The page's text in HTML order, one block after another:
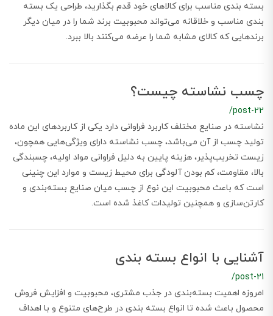
بسته بندی مناسب برای کالاهای خود قدم بگذارید، طراحی یک بسته
بندی مناسب و خلاقانه می‌تواند محبوبیت برند شما را در میان دیگر
برندهایی که کالای مشابه شما را عرضه می‌کنند بالا ببرد.
چسب نشاسته چیست؟
/post-22
نشاسته در صنایع مختلف کاربرد فراوانی دارد یکی از کاربردهای این ماده
تولید چسب از آن می‌باشد، چسب نشاسته دارای ویژگی‌هایی همچون،
زیست تخریب‌پذیر، هزینه پایین به دلیل فراوانی مواد اولیه، چسبندگی
بالا، مقاومت، کم بودن آلودگی برای محیط زیست و موارد این چنینی
است که باعث محبوبیت این نوع از چسب میان صنایع بسته‌بندی و
کارتن‌سازی و همچنین تولیدات کاغذ شده است.
آشنایی با انواع بسته بندی
/post-21
امروزه اهمیت بسته‌بندی در جذب مشتری، محبوبیت و افزایش فروش
محصول باعث شده تا انواع بسته بندی در طرح‌های متنوع و با اهداف